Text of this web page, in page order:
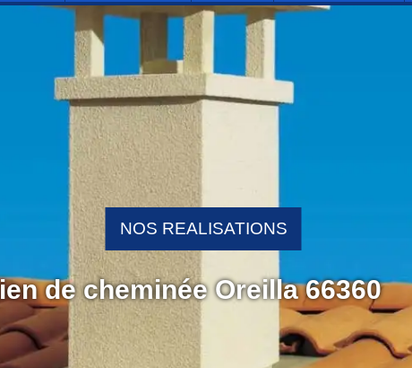
de cheminée Oreilla 66360
NOS REALISATIONS